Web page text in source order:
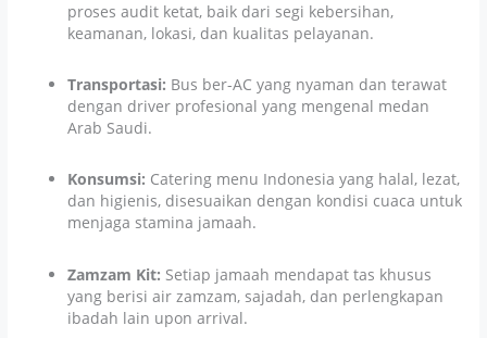
proses audit ketat, baik dari segi kebersihan,
keamanan, lokasi, dan kualitas pelayanan.
Transportasi: Bus ber-AC yang nyaman dan terawat
dengan driver profesional yang mengenal medan
Arab Saudi.
Konsumsi: Catering menu Indonesia yang halal, lezat,
dan higienis, disesuaikan dengan kondisi cuaca untuk
menjaga stamina jamaah.
Zamzam Kit: Setiap jamaah mendapat tas khusus
yang berisi air zamzam, sajadah, dan perlengkapan
ibadah lain upon arrival.